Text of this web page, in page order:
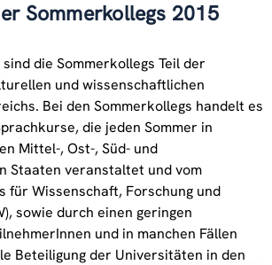
Sommerkollegs 2015
die Sommerkollegs Teil der
und wissenschaftlichen
Bei den Sommerkollegs handelt es
die jeden Sommer in
Mittel-, Ost-, Süd- und
Staaten veranstaltet und vom
für Wissenschaft, Forschung und
sowie durch einen geringen
und in manchen Fällen
Beteiligung der Universitäten in den